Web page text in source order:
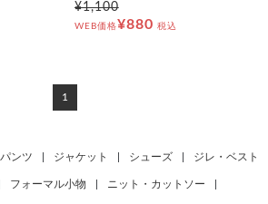
¥1,100
WEB価格¥880 税込
1
パンツ ジャケット シューズ ジレ・ベスト
フォーマル小物 ニット・カットソー